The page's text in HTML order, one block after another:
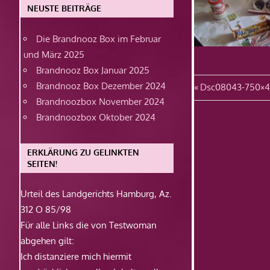
Vorheriger
Beitrag:
Dsc08043-
NEUSTE BEITRÄGE
Die Brandnooz Box im Februar
und März 2025
Brandnooz Box Januar 2025
Brandnooz Box Dezember 2024
Brandnoozbox November 2024
Brandnoozbox Oktober 2024
ERKLÄRUNG ZU GELINKTEN
SEITEN!
Urteil des Landgerichts Hamburg, Az.
312 O 85/98
Für alle Links die von Testwoman
abgehen gilt:
Ich distanziere mich hiermit